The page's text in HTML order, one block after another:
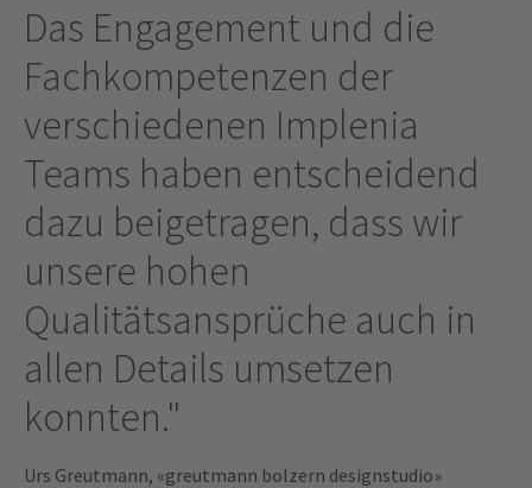
Das Engagement und die
Fachkompetenzen der
verschiedenen Implenia
Teams haben entscheidend
dazu beigetragen, dass wir
unsere hohen
Qualitätsansprüche auch in
allen Details umsetzen
konnten."
Urs Greutmann, «greutmann bolzern designstudio»